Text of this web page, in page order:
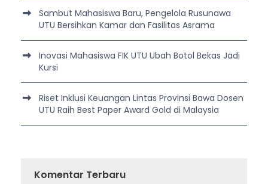
Sambut Mahasiswa Baru, Pengelola Rusunawa
UTU Bersihkan Kamar dan Fasilitas Asrama
Inovasi Mahasiswa FIK UTU Ubah Botol Bekas Jadi
Kursi
Riset Inklusi Keuangan Lintas Provinsi Bawa Dosen
UTU Raih Best Paper Award Gold di Malaysia
Komentar Terbaru